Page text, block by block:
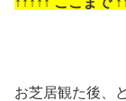
お芝居観た後、